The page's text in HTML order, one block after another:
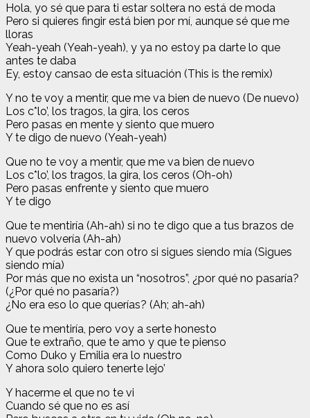
Hola, yo sé que para ti estar soltera no está de moda
Pero si quieres fingir está bien por mí, aunque sé que me
lloras
Yeah-yeah (Yeah-yeah), y ya no estoy pa darte lo que
antes te daba
Ey, estoy cansao de esta situación (This is the remix)
Y no te voy a mentir, que me va bien de nuevo (De nuevo)
Los c*lo’, los tragos, la gira, los ceros
Pero pasas en mente y siento quе muero
Y te digo de nuеvo (Yeah-yeah)
Que no te voy a mentir, que me va bien de nuevo
Los c*lo’, los tragos, la gira, los ceros (Oh-oh)
Pero pasas enfrente y siento que muero
Y te digo
Que te mentiría (Ah-ah) si no te digo que a tus brazos de
nuevo volvería (Ah-ah)
Y que podrás estar con otro si sigues siendo mía (Sigues
siendo mía)
Por más que no exista un “nosotros”, ¿por qué no pasaría?
(¿Por qué no pasaría?)
¿No era eso lo que querías? (Ah; ah-ah)
Que te mentiría, pero voy a serte honesto
Que te extraño, que te amo y que te pienso
Como Duko y Emilia era lo nuestro
Y ahora solo quiero tenerte lejo’
Y hacerme el que no te vi
Cuando sé que no es así